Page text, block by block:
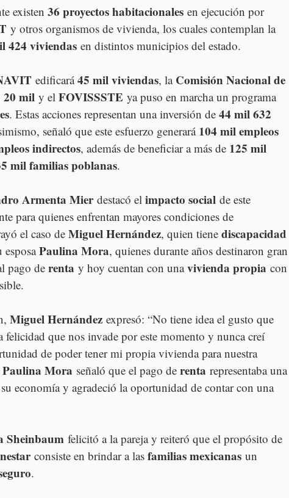
existen 36 proyectos habitacionales en ejecución por
y otros organismos de vivienda, los cuales contemplan la
424 viviendas en distintos municipios del estado.
edificará 45 mil viviendas, la Comisión Nacional de
20 mil y el FOVISSSTE ya puso en marcha un programa
. Estas acciones representan una inversión de 44 mil 632
señaló que este esfuerzo generará 104 mil empleos
indirectos, además de beneficiar a más de 125 mil
mil familias poblanas.
Armenta Mier destacó el impacto social de este
para quienes enfrentan mayores condiciones de
el caso de Miguel Hernández, quien tiene discapacidad
esposa Paulina Mora, quienes durante años destinaron gran
pago de renta y hoy cuentan con una vivienda propia con
Miguel Hernández expresó: “No tiene idea el gusto que
felicidad que nos invade por este momento y nunca creí
de poder tener mi propia vivienda para nuestra
Paulina Mora señaló que el pago de renta representaba una
economía y agradeció la oportunidad de contar con una
Sheinbaum felicitó a la pareja y reiteró que el propósito de
consiste en brindar a las familias mexicanas un
.